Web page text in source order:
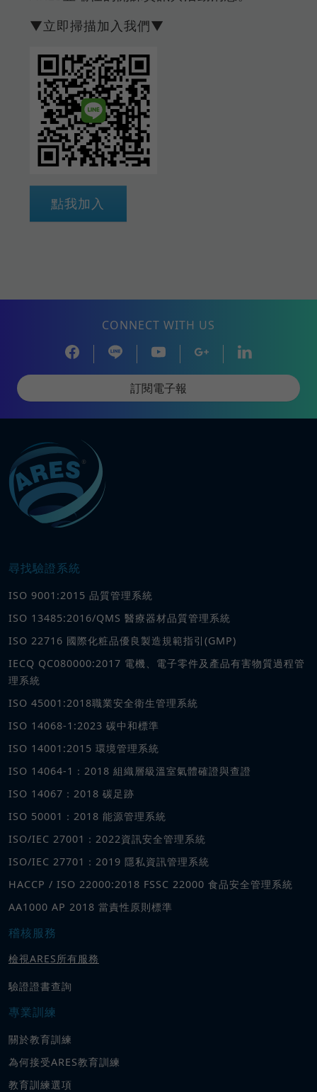
▼立即掃描加入我們▼
點我加入
CONNECT WITH US
訂閱電子報
尋找驗證系統
ISO 9001:2015 品質管理系統
ISO 13485:2016/QMS 醫療器材品質管理系統
ISO 22716 國際化粧品優良製造規範指引(GMP)
IECQ QC080000:2017 電機、電子零件及產品有害物質過程管
理系統
ISO 45001:2018職業安全衛生管理系統
ISO 14068-1:2023 碳中和標準
ISO 14001:2015 環境管理系統
ISO 14064-1：2018 組織層級溫室氣體確證與查證
ISO 14067：2018 碳足跡
ISO 50001：2018 能源管理系統
ISO/IEC 27001：2022資訊安全管理系統
ISO/IEC 27701：2019 隱私資訊管理系統
HACCP / ISO 22000:2018 FSSC 22000 食品安全管理系統
AA1000 AP 2018 當責性原則標準
稽核服務
檢視ARES所有服務
驗證證書查詢
專業訓練
關於教育訓練
為何接受ARES教育訓練
教育訓練選項